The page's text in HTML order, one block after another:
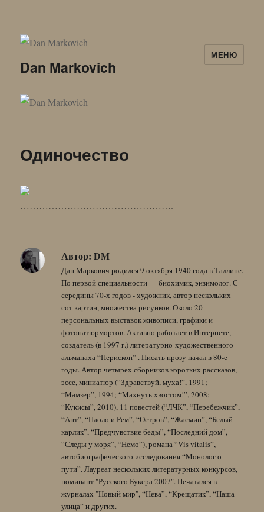
Dan Markovich
МЕНЮ
Одиночество
………………………………………….
Автор: DM
Дан Маркович родился 9 октября 1940 года в Таллине.
По первой специальности — биохимик, энзимолог. С
середины 70-х годов - художник, автор нескольких
сот картин, множества рисунков. Около 20
персональных выставок живописи, графики и
фотонатюрмортов. Активно работает в Интернете,
создатель (в 1997 г.) литературно-художественного
альманаха “Перископ” . Писать прозу начал в 80-е
годы. Автор четырех сборников коротких рассказов,
эссе, миниатюр (“Здравствуй, муха!”, 1991;
“Мамзер”, 1994; “Махнуть хвостом!”, 2008;
“Кукисы”, 2010), 11 повестей (“ЛЧК”, “Перебежчик”,
“Ант”, “Паоло и Рем”, “Остров”, “Жасмин”, “Белый
карлик”, “Предчувствие беды”, “Последний дом”,
“Следы у моря”, “Немо”), романа “Vis vitalis”,
автобиографического исследования “Монолог о
пути”. Лауреат нескольких литературных конкурсов,
номинант "Русского Букера 2007". Печатался в
журналах "Новый мир", “Нева”, “Крещатик”, “Наша
улица” и других.